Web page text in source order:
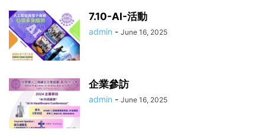
7.10-AI-活動
admin - June 16, 2025
企業參訪
admin - June 16, 2025